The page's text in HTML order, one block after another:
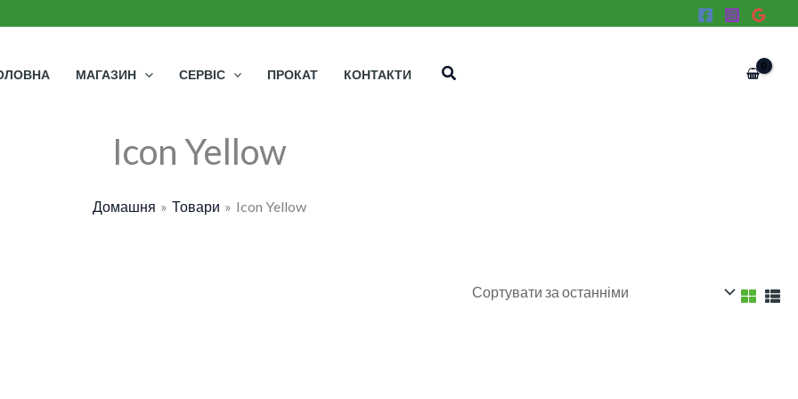
МАГАЗИН СЕРВІС ПРОКАТ КОНТАКТИ Пошук
Icon Yellow
Домашня Товари Icon Yellow